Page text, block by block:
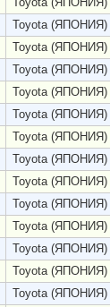
Toyota (ЯПОНИЯ)
Toyota (ЯПОНИЯ)
Toyota (ЯПОНИЯ)
Toyota (ЯПОНИЯ)
Toyota (ЯПОНИЯ)
Toyota (ЯПОНИЯ)
Toyota (ЯПОНИЯ)
Toyota (ЯПОНИЯ)
Toyota (ЯПОНИЯ)
Toyota (ЯПОНИЯ)
Toyota (ЯПОНИЯ)
Toyota (ЯПОНИЯ)
Toyota (ЯПОНИЯ)